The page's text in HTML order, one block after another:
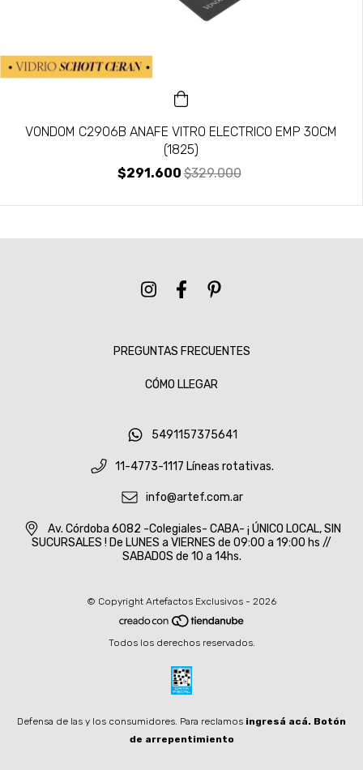
VONDOM C2906B ANAFE VITRO ELECTRICO EMP 30CM
(1825)
$291.600$329.000
PREGUNTAS FRECUENTES
CÓMO LLEGAR
5491157375641
11-4773-1117 Líneas rotativas.
info@artef.com.ar
Av. Córdoba 6082 -Colegiales- CABA- ¡ ÚNICO LOCAL, SIN
SUCURSALES ! De LUNES a VIERNES de 09:00 a 19:00 hs //
SABADOS de 10 a 14hs.
© Copyright Artefactos Exclusivos - 2026
Todos los derechos reservados.
Defensa de las y los consumidores. Para reclamos ingresá acá. Botón
de arrepentimiento